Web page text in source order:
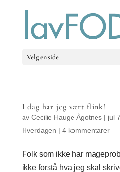
Velg en side
I dag har jeg vært flink!
av Cecilie Hauge Ågotnes| jul
Hverdagen | 4 kommentarer
Folk som ikke har
ikke forstå hva jeg skal